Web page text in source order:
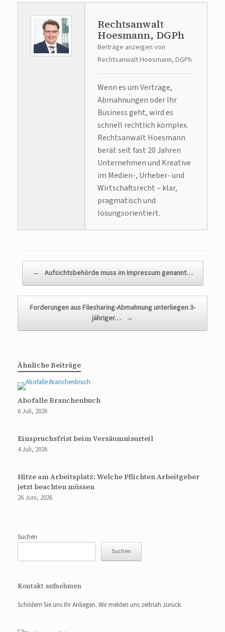
Rechtsanwalt
Hoesmann, DGPh
Beiträge anzeigen von
Rechtsanwalt Hoesmann, DGPh
Wenn es um Verträge,
Abmahnungen oder Ihr
Business geht, wird es
schnell rechtlich komplex.
Rechtsanwalt Hoesmann
berät seit fast 20 Jahren
Unternehmen und Kreative
im Medien-, Urheber- und
Wirtschaftsrecht – klar,
pragmatisch und
lösungsorientiert.
← Aufsichtsbehörde muss im Impressum genannt…
Forderungen aus Filesharing-Abmahnung unterliegen 3-
jähriger…
→
Ähnliche Beiträge
Abofalle Branchenbuch
6 Juli, 2026
Einspruchsfrist beim Versäumnisurteil
4 Juli, 2026
Hitze am Arbeitsplatz: Welche Pflichten Arbeitgeber
jetzt beachten müssen
26 Juni, 2026
Suchen
Suchen
Kontakt aufnehmen
Schildern Sie uns Ihr Anliegen. Wir melden uns zeitnah zurück.